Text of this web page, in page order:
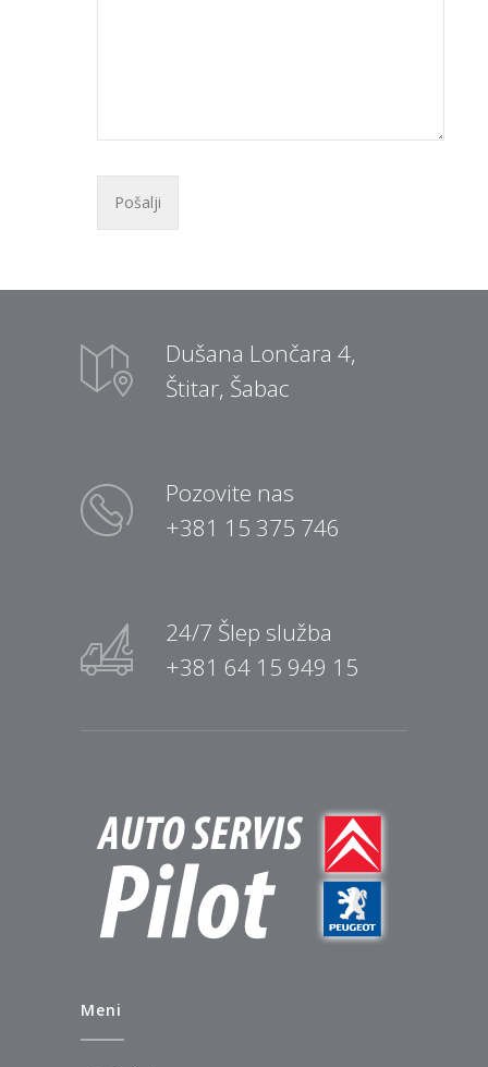
Dušana Lončara 4,
Štitar, Šabac
Pozovite nas
+381 15 375 746
24/7 Šlep služba
+381 64 15 949 15
Meni